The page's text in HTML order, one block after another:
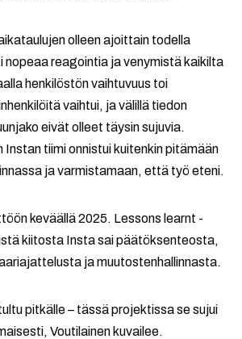
olleen ajoittain todella
nopeaa reagointia ja venymistä kaikilta
henkilöstön vaihtuvuus toi
vaihtui, ja välillä tiedon
eivät olleet täysin sujuvia.
Instan tiimi onnistui kuitenkin pitämään
ja varmistamaan, että työ eteni.
keväällä 2025. Lessons learnt -
kiitosta Insta sai päätöksenteosta,
ja muutostenhallinnasta.
pitkälle – tässä projektissa se sujui
Voutilainen kuvailee.